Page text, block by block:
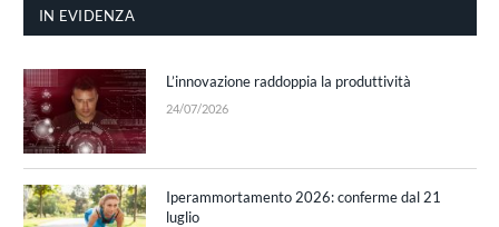
IN EVIDENZA
L’innovazione raddoppia la produttività
24/07/2026
Iperammortamento 2026: conferme dal 21
luglio